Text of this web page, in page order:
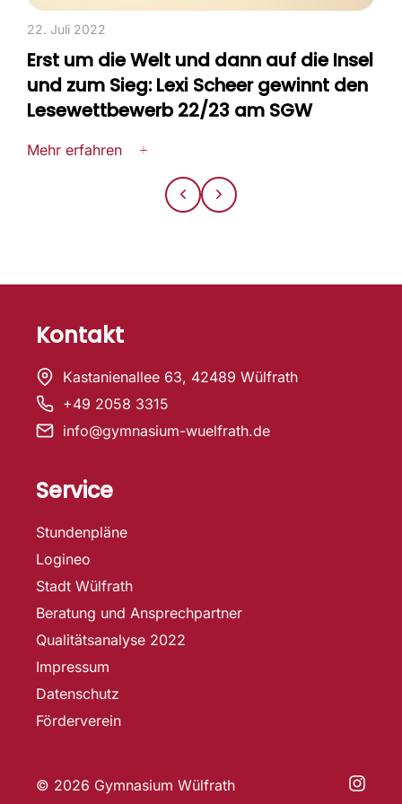
22. Juli 2022
Erst um die Welt und dann auf die Insel
und zum Sieg: Lexi Scheer gewinnt den
Lesewettbewerb 22/23 am SGW
Mehr erfahren
Kontakt
Kastanienallee 63, 42489 Wülfrath
+49 2058 3315
info@gymnasium-wuelfrath.de
Service
Stundenpläne
Logineo
Stadt Wülfrath
Beratung und Ansprechpartner
Qualitätsanalyse 2022
Impressum
Datenschutz
Förderverein
© 2026 Gymnasium Wülfrath